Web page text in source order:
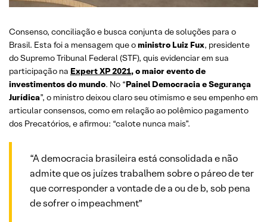
Consenso, conciliação e busca conjunta de soluções para o
Brasil. Esta foi a mensagem que oministro Luiz Fux, presidente
do Supremo Tribunal Federal (STF), quis evidenciar em sua
participação na Expert XP 2021, o maior evento de
investimentos do mundo. No “Painel Democracia e Segurança
Jurídica”, o ministro deixou claro seu otimismo e seu empenho em
articular consensos, como em relação ao polêmico pagamento
dos Precatórios, e afirmou: “calote nunca mais”.
“A democracia brasileira está consolidada e não
admite que os juízes trabalhem sobre o páreo de ter
que corresponder a vontade de a ou de b, sob pena
de sofrer o impeachment”